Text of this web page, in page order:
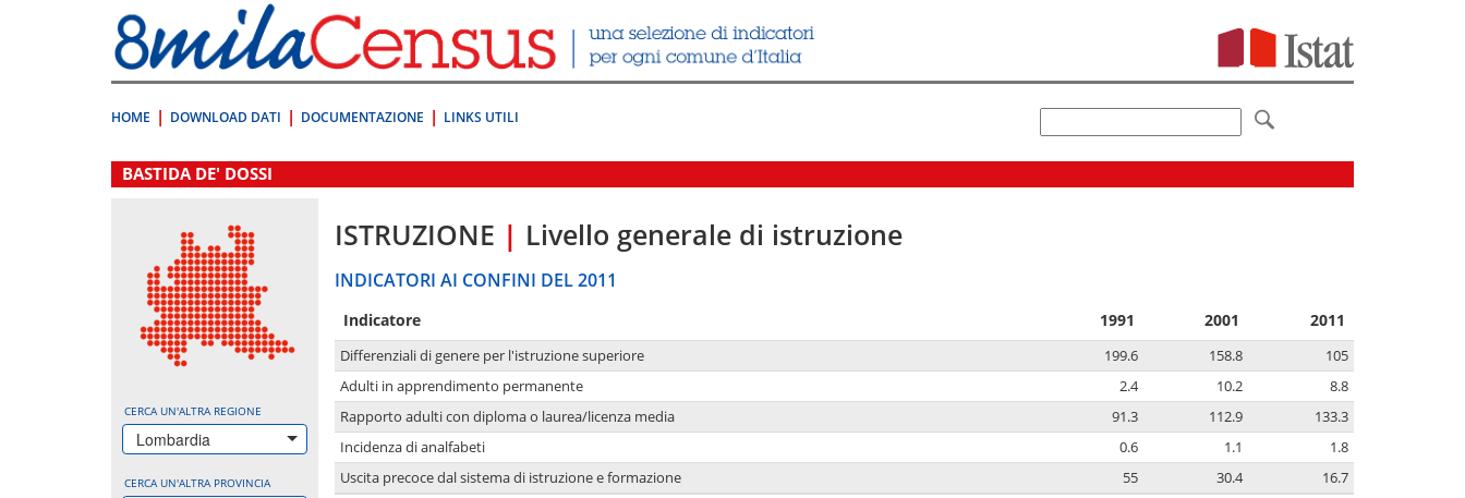
direttamente
a:
Contenuto
HOME DOWNLOAD DATI DOCUMENTAZIONE LINKS UTILI
.
BASTIDA DE' DOSSI
CERCA UN'ALTRA REGIONE
Lombardia
CERCA UN'ALTRA PROVINCIA
ISTRUZIONE | Livello generale di istruzione
INDICATORI AI CONFINI DEL 2011
Indicatore 1991 2001 2011
Differenziali di genere per l'istruzione superiore 199.6 158.8
105
Adulti in apprendimento permanente
2.4 10.2
8.8
Rapporto adulti con diploma o laurea/licenza media
91.3 112.9
133.3
Incidenza di analfabeti
0.6 1.1
1.8
Uscita precoce dal sistema di istruzione e formazione
55 30.4 16.7